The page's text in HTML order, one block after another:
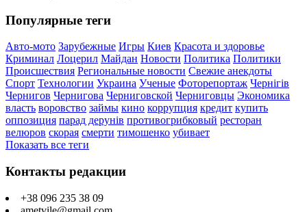
Популярные теги
Авто-мото Зарубежные Игры Киев Красота и здоровье
Криминал Лоцерил Майдан Новости Политика Политики
Происшествия Региональные новости Свежие анекдоты
Спорт Технологии Украина Ученые Фоторепортаж Чернігів
Чернигов Чернигова Черниговской Черниговцы Экономика
власть воровство займы кино коррупция кредит купить
оппозиция парад дерунів противогрибковый ресторан
велюров скорая смерти тимошенко убивает
Показать все теги
Контакты редакции
+38 096 235 38 09